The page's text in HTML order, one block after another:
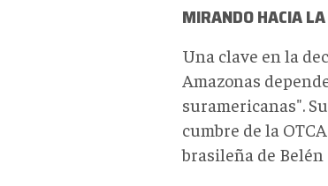
MIRANDO HACIA
Una clave en la
Amazonas
suramericanas".
cumbre de la
brasileña de Belén